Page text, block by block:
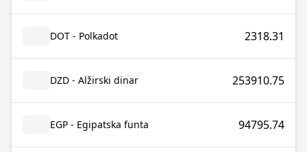
DOT - Polkadot 2318.31
DZD - Alžirski dinar 253910.75
EGP - Egipatska funta 94795.74